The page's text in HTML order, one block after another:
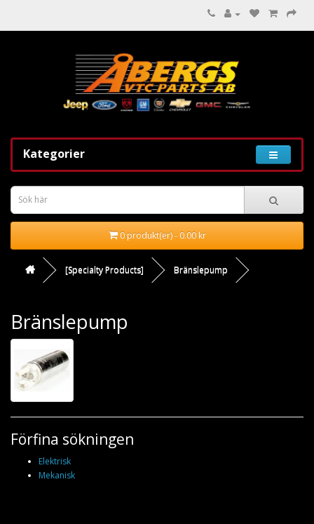
Kategorier
0 produkt(er) - 0.00 kr
[Specialty Products] Bränslepump
Bränslepump
Förfina sökningen
Elektrisk
Mekanisk